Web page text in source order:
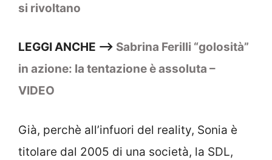
si rivoltano
LEGGI ANCHE –> Sabrina Ferilli “golosità”
in azione: la tentazione è assoluta –
VIDEO
Già, perchè all’infuori del reality, Sonia è
titolare dal 2005 di una società, la SDL,